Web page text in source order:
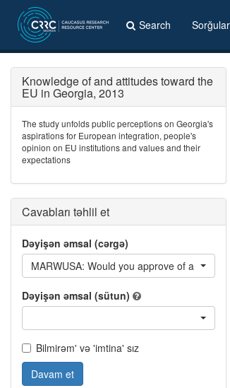
Search Sorğular
Knowledge of and attitudes toward the
EU in Georgia, 2013
The study unfolds public perceptions on Georgia's
aspirations for European integration, people's
opinion on EU institutions and values and their
expectations
Cavabları təhlil et
Dəyişən əmsal (cərgə)
MARWUSA: Would you approve of a
Dəyişən əmsal (sütun)
Bilmirəm' və 'imtina' sız
Davam et